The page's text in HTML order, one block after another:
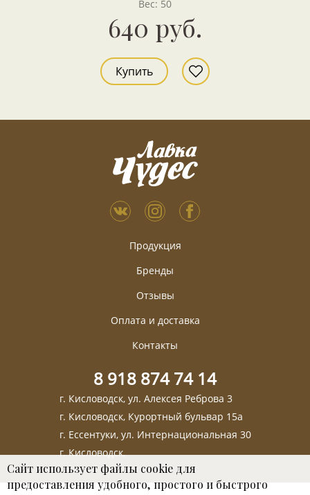
Вес: 50
640 руб.
Купить
Продукция
Бренды
Отзывы
Оплата и доставка
Контакты
8 918 874 74 14
г. Кисловодск, ул. Алексея Реброва 3
г. Кисловодск, Курортный бульвар 15а
г. Ессентуки, ул. Интернациональная 30
г. Кисловодск,
Сайт использует файлы cookie для
предоставления удобного, простого и быстрого